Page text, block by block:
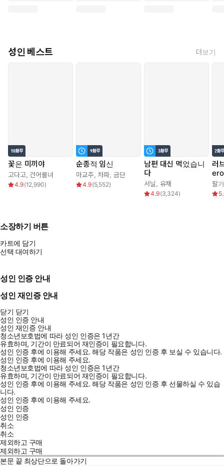
성인 베스트 더보기
꽃은 미끼야
고다고, 건어물녀
4.9(12,990)
순종적 임신
마교주 차파 금단
4.9(5,552)
남편 대신 먹었습니
다
서닐 유채
4.9(3,324)
러
팔
소장하기 버튼
카트에 담기
선택 대여하기
성인 인증 안내
성인 재인증 안내
닫기 닫기
성인 인증 안내
성인 재인증 안내
청소년보호법에 따라 성인 인증은 1년간
유효하며, 기간이 만료되어 재인증이 필요합니다.
성인 인증 후에 이용해 주세요.해당 작품은 성인 인증 후 보실 수 있습니다.
성인 인증 후에 이용해 주세요.
청소년보호법에 따라 성인 인증은 1년간
유효하며, 기간이 만료되어 재인증이 필요합니다.
성인 인증 후에 이용해 주세요.해당 작품은 성인 인증 후 선물하실 수 있습
니다.
성인 인증 후에 이용해 주세요.
성인 인증
성인 인증
취소
취소
제외하고 구매
제외하고 구매
본문 끝 최상단으로 돌아가기